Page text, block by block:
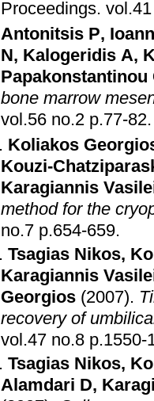
Proceedings.
Antonitsis P,
N, Kalogeridis A,
Papakonstantinou
bone marrow
vol.56 no.2 p.77-82.
Koliakos
Kouzi-
Karagiannis
method for the
no.7 p.654-659.
Tsagias Nikos,
Karagiannis
Georgios (2007).
recovery of
vol.47 no.8
Tsagias Nikos,
Alamdari D,